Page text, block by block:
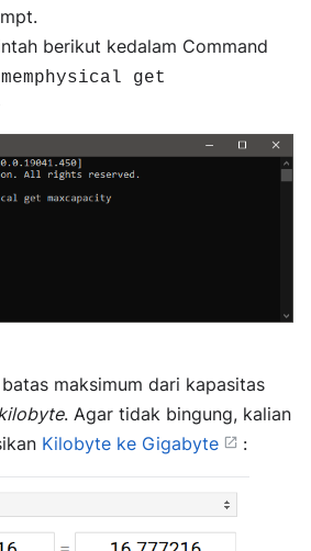
berikut kedalam Command
get
maksimum dari kapasitas
. Agar tidak bingung, kalian
Kilobyte ke Gigabyte :